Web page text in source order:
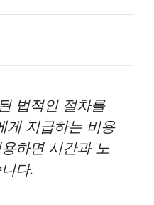
법적인 절차를
게 지급하는 비용
하면 시간과 노
다.